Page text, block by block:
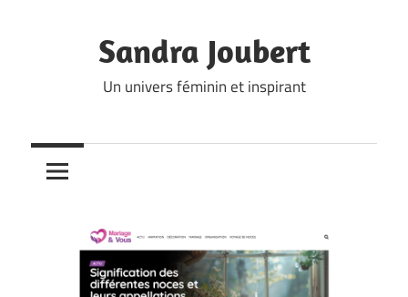
Sandra Joubert
Un univers féminin et inspirant